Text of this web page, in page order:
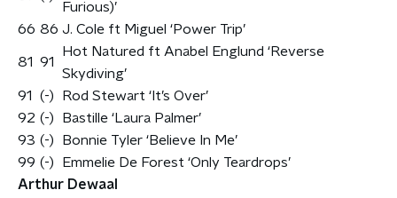
Furious)’
66 86 J. Cole ft Miguel ‘Power Trip’
81 91
Hot Natured ft Anabel Englund ‘Reverse
Skydiving’
91
(-)
Rod Stewart ‘It’s Over’
92 (-)
Bastille ‘Laura Palmer’
93 (-)
Bonnie Tyler ‘Believe In Me’
99 (-)
Emmelie De Forest ‘Only Teardrops’
Arthur Dewaal